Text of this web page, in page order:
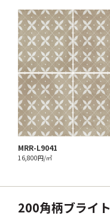
MRR-L9041
16,800円/㎡
200角柄ブライト